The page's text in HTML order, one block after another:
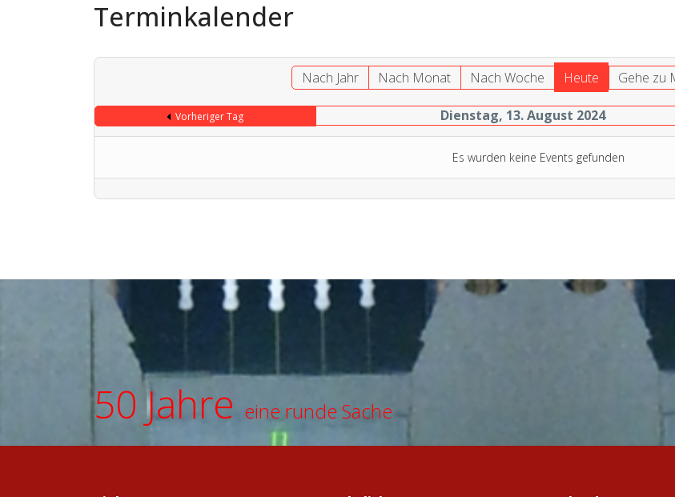
Terminkalender
Nach Jahr Nach Monat Nach Woche Heute Gehe zu
Vorheriger Tag Dienstag, 13. August 2024
Es wurden keine Events gefunden
50 Jahre eine runde Sache